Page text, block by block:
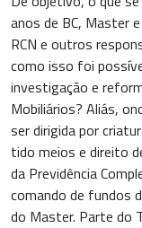
anos de BC, Master
RCN e outros
como isso foi
investigação e
Mobiliários? Aliás,
ser dirigida por
tido meios e direito
da Previdência
comando de fundos
do Master. Parte do